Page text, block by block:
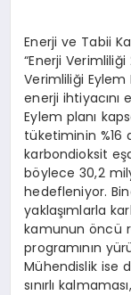
Enerji ve Tabii
“Enerji
Verimliliği
enerji ihtiyacını
Eylem planı
tüketiminin %16
karbondioksit
böylece 30,2
hedefleniyor.
yaklaşımlarla
kamunun öncü
programının
Mühendislik ise
sınırlı